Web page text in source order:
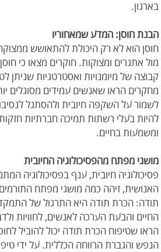
בארגון.
הבנת חוסן: המדע שמאחוריו
חוסן הוא לא רק היכולת להתאושש
מול אתגרים ומצוקות. חוקרים מצאו כי
קבוצה של מיומנויות ואסטרטגיות שניתן
מחקרים הראו שאנשים עמידים מסוגלים
לשמור על השקפה חיובית ולהסתגל
להיות בעלי רשתות תמיכה חברתיות
ומשמעות בחיים.
מושגי מפתח מהפסיכולוגיה החיובית
פסיכולוגיה חיובית, ענף בפסיכולוגיה
האנושית, זיהה כמה מושגי מפתח
תודה: הכרת תודה היא התרגול של
החיים והבעת הערכה לאנשים, לחוויות
הראו שטיפוח הכרת תודה יכול להוביל
הנפש והגברת הרווחה הכללית. על ידי